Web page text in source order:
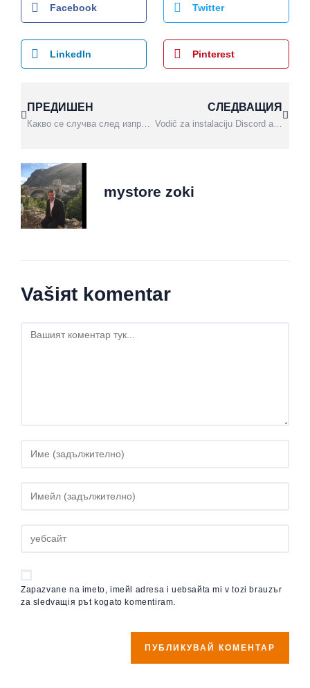
Facebook Twitter
LinkedIn Pinterest
ПРЕДИШЕН
Какво се случва след изпращане на заявлението за курса Premium Plus?
СЛЕДВАЩИЯ
Vodič za instalaciju Discord aplikacije i registraciju korisničkog naloga za pristup Mystore Zoki nastavnim platformama
mystore zoki
Vašiяt komentar
Zapazvane na imeto, imeйl adresa i uebsaйta mi v tozi brauzъr
za sledvaщiя pъt kogato komentiram.